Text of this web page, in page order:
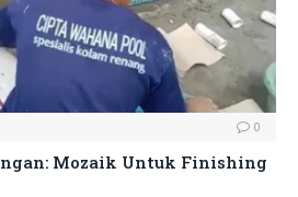
0
Mozaik Untuk Finishing